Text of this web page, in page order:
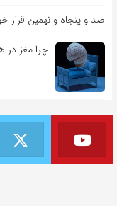
صد و پنجاه و نهمین قرار
چرا مغز در